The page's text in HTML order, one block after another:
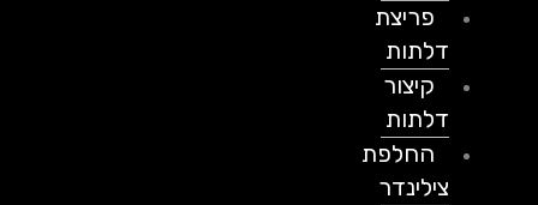
פריצת
דלתות
קיצור
דלתות
החלפת
צילינדר